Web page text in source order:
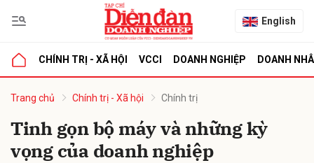
English
CHÍNH TRỊ - XÃ HỘI VCCI DOANH NGHIỆP DOANH
Trang chủ Chính trị - Xã hội Chính trị
Tinh gọn bộ máy và những kỳ
vọng của doanh nghiệp
luận